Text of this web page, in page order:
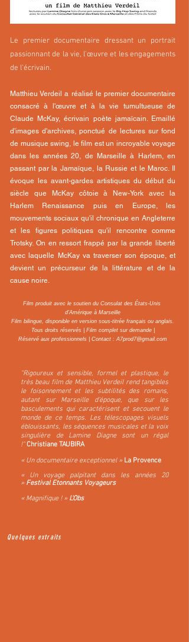
Le premier documentaire dressant un portrait
passionnant de la vie, l’œuvre et les engagements
de l’écrivain.
Matthieu Verdeil a réalisé le premier documentaire
consacré à l'œuvre et à la vie tumultueuse de
Claude McKay, écrivain poète jamaïcain. Emaillé
d'images d'archives, ponctué de lectures sur fond
de musique swing, le film est un incroyable voyage
dans les années 20, de Marseille à Harlem, en
passant par la Jamaïque, la Russie et le Maroc. Il
évoque les avant-gardes artistiques du début du
siècle que McKay côtoie à New-York avec la
Harlem Renaissance puis en Europe, les
mouvements sociaux qu'il chronique en Angleterre
et les figures politiques qu'il rencontre comme
Trotsky. On en ressort frappé par la grande liberté
avec laquelle McKay va traverser son époque, et
devient un précurseur de la littérature et de la
cause noire.
Film produit avec le soutien du Consulat des États-Unis
d’Amérique à Marseille
Film bilingue, disponible en version sous-titrée français ou anglais.
Tous droits réservés | Film complet sur demande |
Réservé aux professionnels | Contact :A7prod7@gmail.com
"Rigoureux et sensible, formel et plastique, le
très beau film de Matthieu Verdeil rend tangibles
le foisonnement et les subtilités des romans,
autant sur Marseille d’époque, que sur les
basculements qui caractérisent et secouent le
monde de ce temps. Les télescopages visuels
éblouissants, les séquences musicales et la voix
singulière de Lamine Diagne sont un régal
!"Christiane TAUBIRA
« Un documentaire exceptionnel » La Provence
« Un voyage palpitant dans les années 20
» Festival Etonnants Voyageurs
« Magnifique !» L'Obs
Quelques extraits